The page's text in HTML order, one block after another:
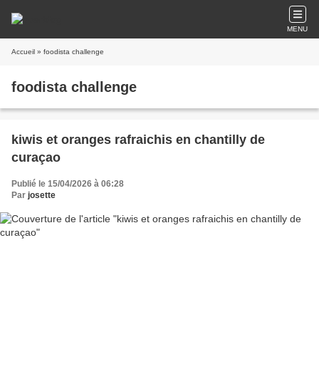
MENU
Accueil » foodista challenge
foodista challenge
kiwis et oranges rafraichis en chantilly de
curaçao
Publié le 15/04/2026 à 06:28
Par josette